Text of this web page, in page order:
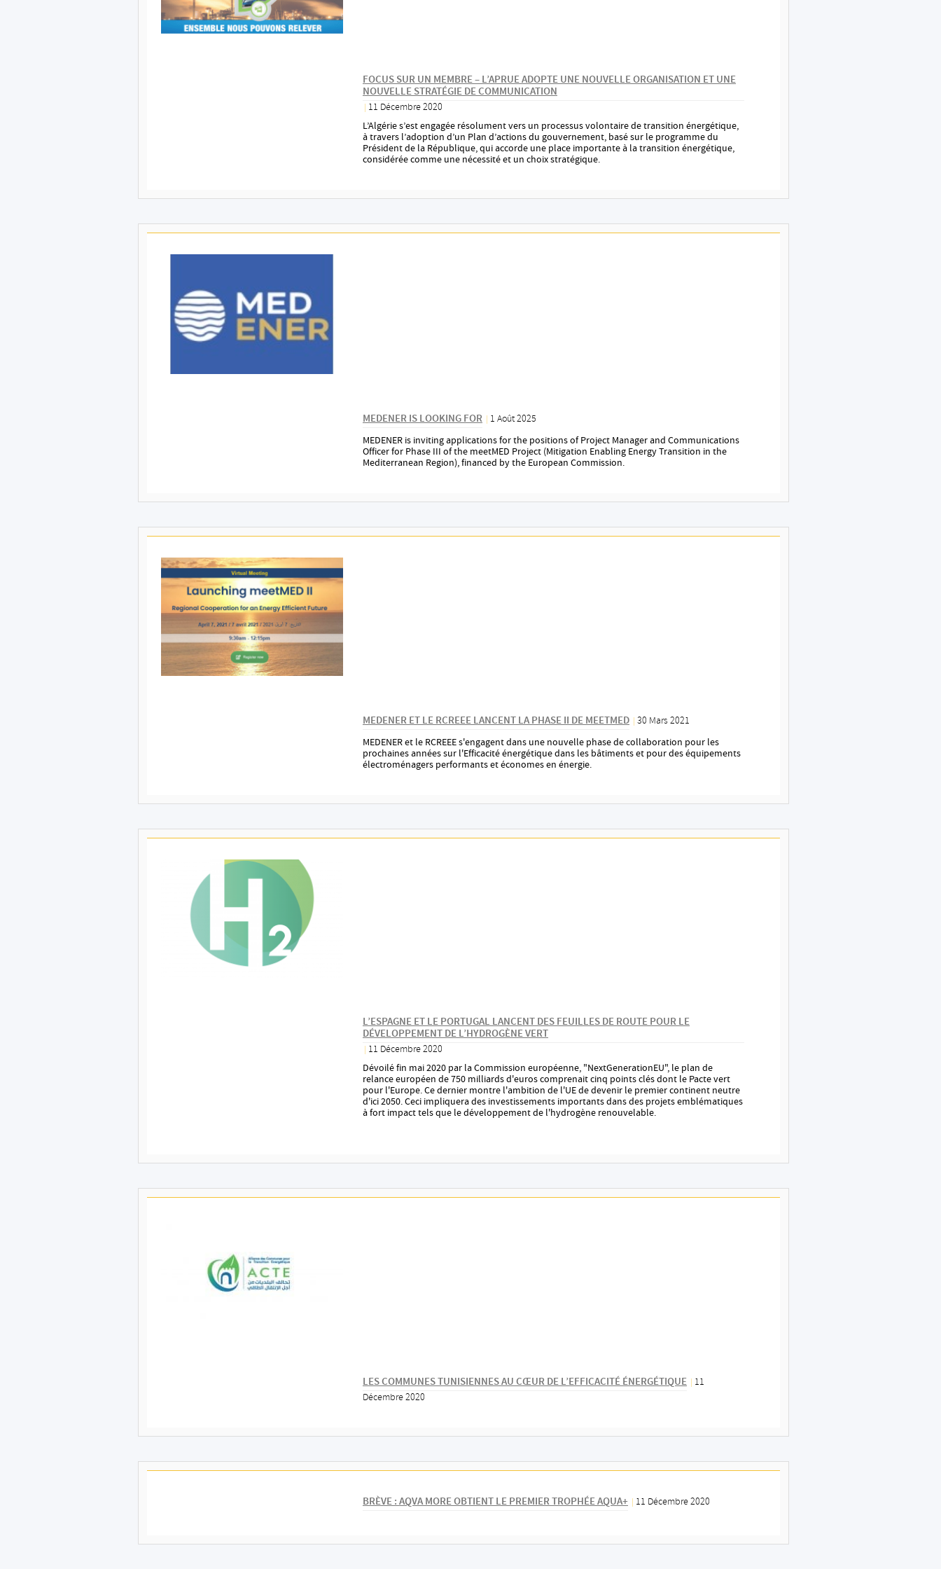
FOCUS SUR UN MEMBRE – L’APRUE ADOPTE UNE NOUVELLE ORGANISATION ET UNE
NOUVELLE STRATÉGIE DE COMMUNICATION
11 Décembre 2020
L’Algérie s’est engagée résolument vers un processus volontaire de transition énergétique,
à travers l’adoption d’un Plan d’actions du gouvernement, basé sur le programme du
Président de la République, qui accorde une place importante à la transition énergétique,
considérée comme une nécessité et un choix stratégique.
MEDENER IS LOOKING FOR 1 Août 2025
MEDENER is inviting applications for the positions of Project Manager and Communications
Officer for Phase III of the meetMED Project (Mitigation Enabling Energy Transition in the
Mediterranean Region), financed by the European Commission.
MEDENER ET LE RCREEE LANCENT LA PHASE II DE MEETMED 30 Mars 2021
MEDENER et le RCREEE s'engagent dans une nouvelle phase de collaboration pour les
prochaines années sur l'Efficacité énergétique dans les bâtiments et pour des équipements
électroménagers performants et économes en énergie.
L’ESPAGNE ET LE PORTUGAL LANCENT DES FEUILLES DE ROUTE POUR LE
DÉVELOPPEMENT DE L’HYDROGÈNE VERT
11 Décembre 2020
Dévoilé fin mai 2020 par la Commission européenne, "NextGenerationEU", le plan de
relance européen de 750 milliards d'euros comprenait cinq points clés dont le Pacte vert
pour l'Europe. Ce dernier montre l'ambition de l'UE de devenir le premier continent neutre
d'ici 2050. Ceci impliquera des investissements importants dans des projets emblématiques
à fort impact tels que le développement de l'hydrogène renouvelable.
LES COMMUNES TUNISIENNES AU CŒUR DE L’EFFICACITÉ ÉNERGÉTIQUE
11
Décembre 2020
BRÈVE : AQVA MORE OBTIENT LE PREMIER TROPHÉE AQUA+ 11 Décembre 2020